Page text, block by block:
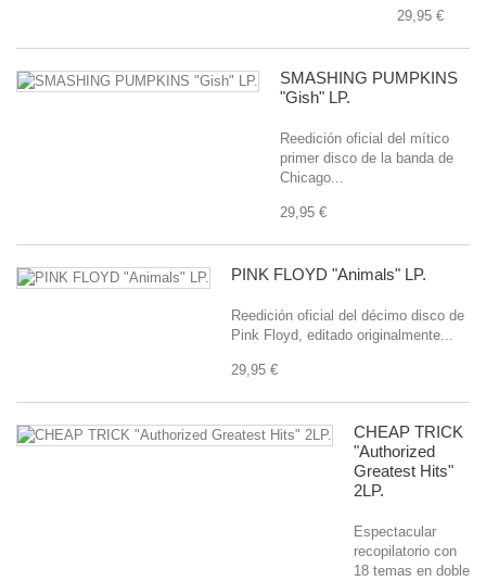
29,95 €
SMASHING PUMPKINS
"Gish" LP.
Reedición oficial del mítico
primer disco de la banda de
Chicago...
29,95 €
PINK FLOYD "Animals" LP.
Reedición oficial del décimo disco de
Pink Floyd, editado originalmente...
29,95 €
CHEAP TRICK
"Authorized
Greatest Hits"
2LP.
Espectacular
recopilatorio con
18 temas en doble